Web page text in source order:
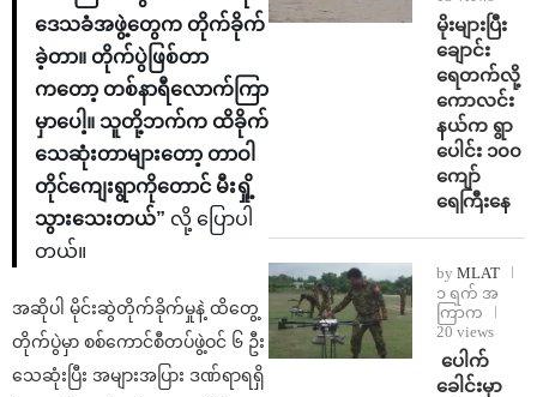
ဒေသခံအဖွဲ့တွေက တိုက်ခိုက်
ခဲ့တာ။ တိုက်ပွဲဖြစ်တာ
ကတော့ တစ်နာရီလောက်ကြာ
မှာပေါ့။ သူတို့ဘက်က ထိခိုက်
သေဆုံးတာများတော့ တာဝါ
တိုင်ကျေးရွာကိုတောင် မီးရှို့
သွားသေးတယ်” လို့ ပြောပါ
တယ်။
အဆိုပါ မိုင်းဆွဲတိုက်ခိုက်မှုနဲ့ ထိတွေ့
တိုက်ပွဲမှာ စစ်ကောင်စီတပ်ဖွဲ့ဝင် ၆ ဦး
သေဆုံးပြီး အများအပြား ဒဏ်ရာရရှိ
⁨မိုးများပြီး
ချောင်း
ရေတက်လို့
ကောလင်း
နယ်က ရွာ
ပေါင်း ၁၀၀
ကျော်
ရေကြီးနေ
by MLAT
၁ ရက် အ
ကြာက
20 views
⁩ ⁨ပေါက်
ခေါင်းမှာ